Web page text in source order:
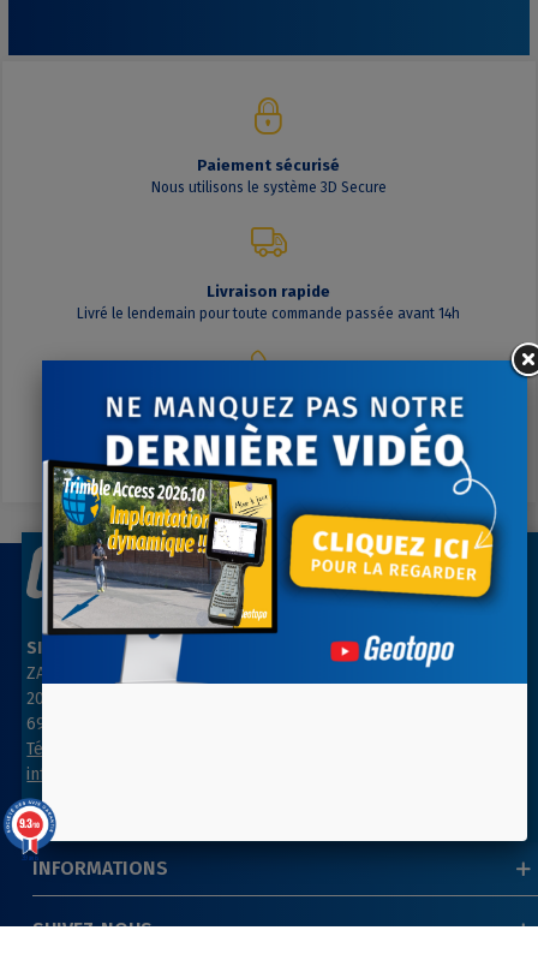
Paiement sécurisé
Nous utilisons le système 3D Secure
Livraison rapide
Livré le lendemain pour toute commande passée avant 14h
Contactez-nous
A votre écoute du lundi au vendredi
SIÈGE SOCIAL
ZAC des Grillons
208, rue de l’Ancienne Distillerie
69400 GLEIZÉ
Tél : 04 74 69 94 00
info@geotopo.fr
AGENCE PARIS NORD
ZA Les belles vues
SUIVEZ-NOUS
INFORMATIONS
9.3/10
39 avis